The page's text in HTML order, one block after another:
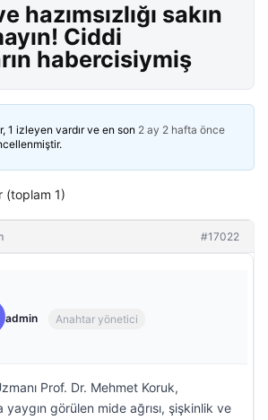
hazımsızlığı sakın
Ciddi
habercisiymiş
1 izleyen vardır ve en son 2 ay 2 hafta önce
(toplam 1)
#17022
admin Anahtar yönetici
Prof. Dr. Mehmet Koruk,
görülen mide ağrısı, şişkinlik ve